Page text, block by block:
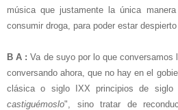
música que justamente la única
consumir droga, para poder estar despierto
B A :Va de suyo por lo que
conversando ahora, que no hay en el
clásica o siglo IXX principios de siglo
castiguémoslo", sino tratar de